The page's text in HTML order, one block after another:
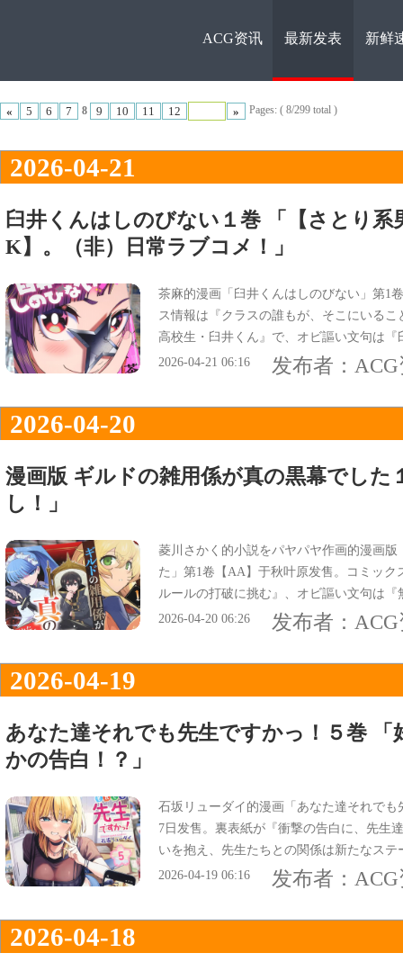
ACG资
ACG资讯 最新发表 新鲜
« 5 6 7 8 9 10 11 12 » Pages: ( 8/299 total )
2026-04-21
臼井くんはしのびない１巻 「【さとり系
K】。（非）日常ラブコメ！」
茶麻的漫画「臼井くんはしのびない」第1
ス情報は『クラスの誰もが、そこにいる
高校生・臼井くん』で、オビ謳い文句は
『【さとり系男】×【くノ一JK】が送る、
2026-04-21 06:16 发布者：
2026-04-20
漫画版 ギルドの雑用係が真の黒幕でし
し！」
菱川さかく的小説をパヤパヤ作画的漫画
た」第1卷【AA】于秋叶原发售。コミッ
ルールの打破に挑む』、オビ謳い文句は
訳アリ最強美女たちが痛快世直し！』にな
2026-04-20 06:26 发布者：
2026-04-19
あなた達それでも先生ですかっ！５巻 「
かの告白！？」
石坂リューダイ的漫画「あなた達それで
7日发售。裏表紙が『衝撃の告白に、先生
いを抱え、先生たちとの関係は新たなス
『好きが溢れて、まさかの告白！？』など
2026-04-19 06:16 发布者：
2026-04-18